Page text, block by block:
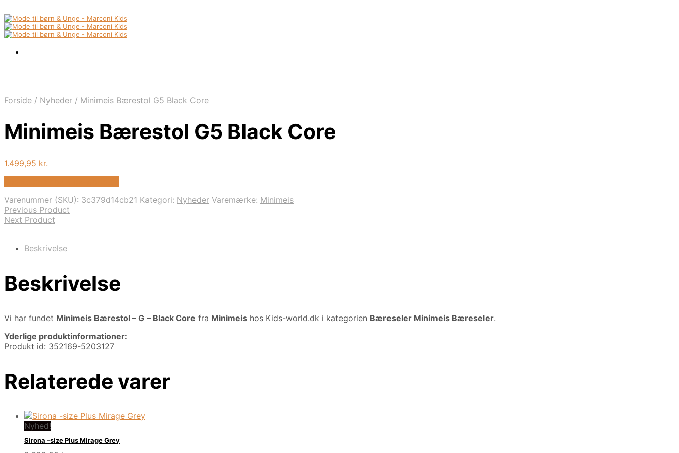
Forside / Nyheder / Minimeis Bærestol G5 Black Core
Minimeis Bærestol G5 Black Core
1.499,95 kr.
Varenummer (SKU): 3c379d14cb21 Kategori: Nyheder Varemærke: Minimeis
Previous Product
Next Product
Beskrivelse
Beskrivelse
Vi har fundet Minimeis Bærestol – G – Black Core fra Minimeis hos Kids-world.dk i kategorien Bæreseler Minimeis Bæreseler.
Yderlige produktinformationer:
Produkt id: 352169-5203127
Relaterede varer
Nyhed!
Sirona -size Plus Mirage Grey